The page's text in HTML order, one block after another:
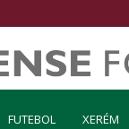
FUTEBOL XERÉM